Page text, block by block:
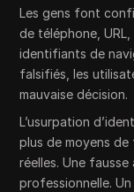
Les gens font
de téléphone,
identifiants de
falsifiés, les
mauvaise décision.
L’usurpation
plus de moyens
réelles. Une
professionnelle.